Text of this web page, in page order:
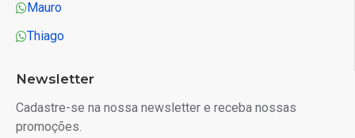
Mauro
Thiago
Newsletter
Cadastre-se na nossa newsletter e receba nossas
promoções.